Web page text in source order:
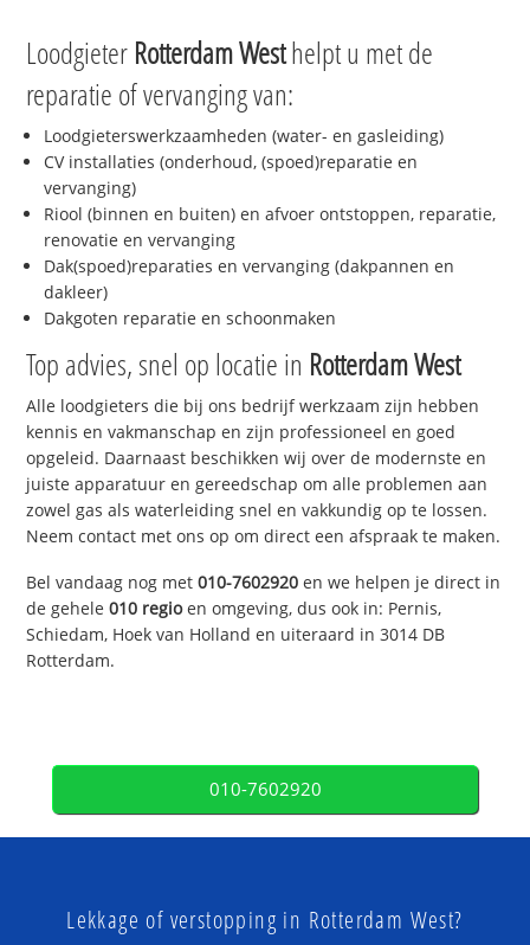
Loodgieter Rotterdam Westhelpt u met de
reparatie of vervanging van:
Loodgieterswerkzaamheden (water- en gasleiding)
CV installaties (onderhoud, (spoed)reparatie en
vervanging)
Riool (binnen en buiten) en afvoer ontstoppen, reparatie,
renovatie en vervanging
Dak(spoed)reparaties en vervanging (dakpannen en
dakleer)
Dakgoten reparatie en schoonmaken
Top advies, snel op locatie in Rotterdam West
Alle loodgieters die bij ons bedrijf werkzaam zijn hebben
kennis en vakmanschap en zijn professioneel en goed
opgeleid. Daarnaast beschikken wij over de modernste en
juiste apparatuur en gereedschap om alle problemen aan
zowel gas als waterleiding snel en vakkundig op te lossen.
Neem contact met ons op om direct een afspraak te maken.
Bel vandaag nog met010-7602920 en we helpen je direct in
de gehele010 regioen omgeving, dus ook in: Pernis,
Schiedam, Hoek van Holland en uiteraard in 3014 DB
Rotterdam.
010-7602920
Lekkage of verstopping in Rotterdam West?